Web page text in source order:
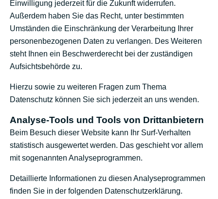
menu
leistungen
über mich
kontakt
Einwilligung jederzeit für die Zukunft widerrufen.
Außerdem haben Sie das Recht, unter bestimmten
Umständen die Einschränkung der Verarbeitung Ihrer
personenbezogenen Daten zu verlangen. Des Weiteren
steht Ihnen ein Beschwerderecht bei der zuständigen
Aufsichtsbehörde zu.
Hierzu sowie zu weiteren Fragen zum Thema
Datenschutz können Sie sich jederzeit an uns wenden.
Analyse-Tools und Tools von Dritt­anbietern
Beim Besuch dieser Website kann Ihr Surf-Verhalten
statistisch ausgewertet werden. Das geschieht vor allem
mit sogenannten Analyseprogrammen.
Detaillierte Informationen zu diesen Analyseprogrammen
finden Sie in der folgenden Datenschutzerklärung.